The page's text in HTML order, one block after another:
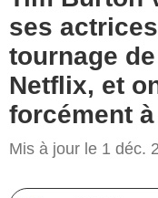
ses
tournage
Netflix, et
forcément
Mis à jour le 1 déc.